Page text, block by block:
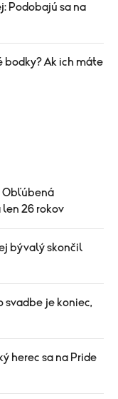
Podobajú sa na
bodky? Ak ich máte
Obľúbená
26 rokov
bývalý skončil
svadbe je koniec,
herec sa na Pride